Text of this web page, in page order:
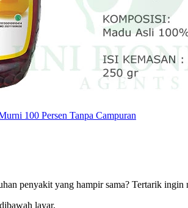
100 Persen Tanpa Campuran
penyakit yang hampir sama? Tertarik ingin
layar.